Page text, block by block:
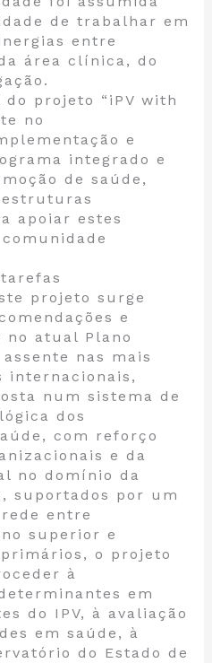
de trabalhar em
entre
área clínica, do
projeto “iPV with
no
e
integrado e
de saúde,
apoiar estes
projeto surge
e
no atual Plano
nas mais
internacionais,
num sistema de
dos
com reforço
e da
no domínio da
suportados por um
entre
superior e
o projeto
à
em
do IPV, à avaliação
em saúde, à
do Estado de